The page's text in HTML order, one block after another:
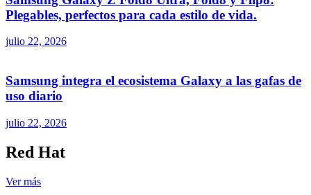
Plegables, perfectos para cada estilo de vida.
julio 22, 2026
Samsung integra el ecosistema Galaxy a las gafas de
uso diario
julio 22, 2026
Red Hat
Ver más